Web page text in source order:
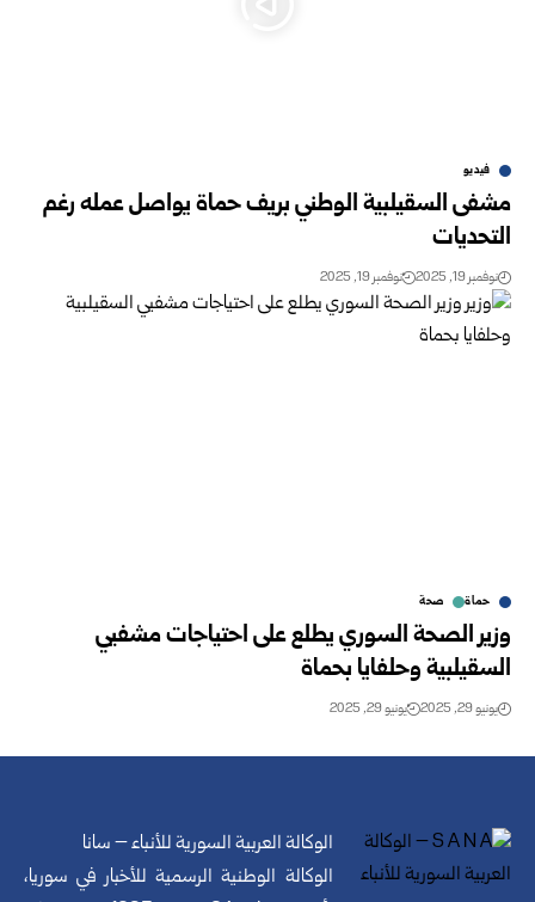
فيديو
مشفى السقيلبية الوطني بريف حماة يواصل عمله رغم
التحديات
نوفمبر 19, 2025 نوفمبر 19, 2025
حماة صحة
وزير الصحة السوري يطلع على احتياجات مشفيي
السقيلبية وحلفايا بحماة
يونيو 29, 2025 يونيو 29, 2025
الوكالة العربية السورية للأنباء – سانا
الوكالة الوطنية الرسمية للأخبار في سوريا،